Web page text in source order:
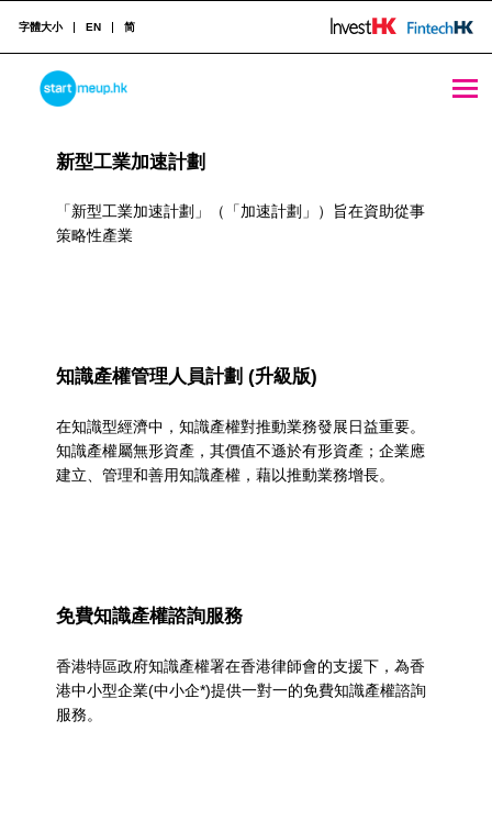
資助科技應用/專利申請 Archives - StartmeupHK
STARTMEUPHK
字體大小 EN 简
R
C
新型工業加速計劃
「新型工業加速計劃」（「加速計劃」）旨在資助從事
策略性產業
知識產權管理人員計劃 (升級版)
在知識型經濟中，知識產權對推動業務發展日益重要。
知識產權屬無形資產，其價值不遜於有形資產；企業應
建立、管理和善用知識產權，藉以推動業務增長。
免費知識產權諮詢服務
香港特區政府知識產權署在香港律師會的支援下，為香
港中小型企業(中小企*)提供一對一的免費知識產權諮詢
服務。